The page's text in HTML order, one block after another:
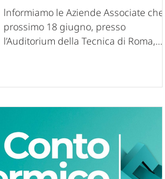
9.30
lnformiamo le Aziende Associate che il
prossimo 18 giugno, presso
l’Auditorium della Tecnica di Roma,
appuntamento dedicato al confronto
attraverso infrastrutture moderne, reti
efficienti e una logistica sempre più
integrata. Con il titolo “Muovere,